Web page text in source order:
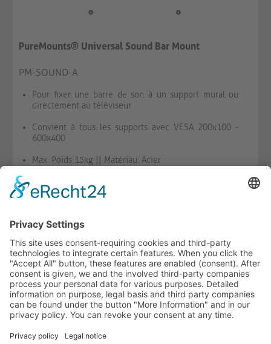
PureMounts® Universal Sound Bar Mount
PM-SOUND-A
Pour fixer une barre de son à un support mural ou
directement au téléviseur
Convient à tous les supports avec VESA 200x100 -
600x400
Max. Poids 15kg || Matériau: Acier
DISPONIBLE
HOTLINE ASSISTANCE
ONEAV.EU